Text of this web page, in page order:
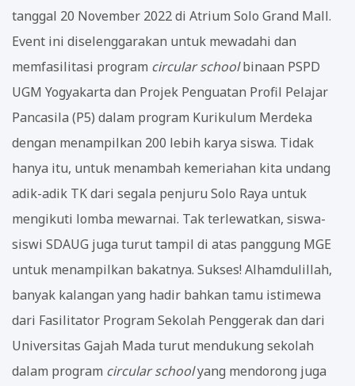
tanggal 20 November 2022 di Atrium Solo Grand Mall.
Event ini diselenggarakan untuk mewadahi dan
memfasilitasi program circular schoolbinaan PSPD
UGM Yogyakarta dan Projek Penguatan Profil Pelajar
Pancasila (P5) dalam program Kurikulum Merdeka
dengan menampilkan 200 lebih karya siswa. Tidak
hanya itu, untuk menambah kemeriahan kita undang
adik-adik TK dari segala penjuru Solo Raya untuk
mengikuti lomba mewarnai. Tak terlewatkan, siswa-
siswi SDAUG juga turut tampil di atas panggung MGE
untuk menampilkan bakatnya. Sukses! Alhamdulillah,
banyak kalangan yang hadir bahkan tamu istimewa
dari Fasilitator Program Sekolah Penggerak dan dari
Universitas Gajah Mada turut mendukung sekolah
dalam program circular schoolyang mendorong juga